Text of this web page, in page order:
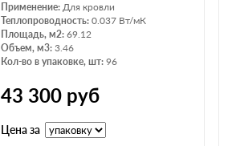
Применение: Для кровли
Теплопроводность: 0.037 Вт/мК
Площадь, м2: 69.12
Объем, м3: 3.46
Кол-во в упаковке, шт: 96
43 300 руб
Цена за